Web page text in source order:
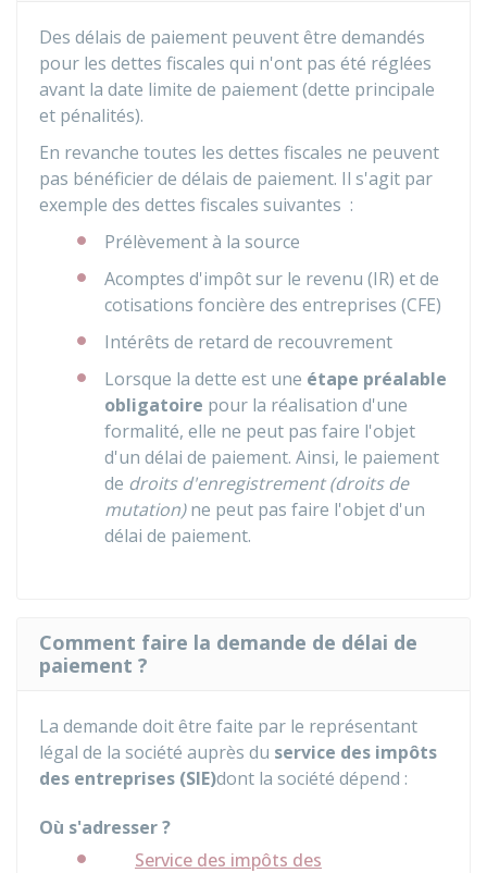
Des délais de paiement peuvent être demandés
pour les dettes fiscales qui n'ont pas été réglées
avant la date limite de paiement (dette principale
et pénalités).
En revanche toutes les dettes fiscales ne peuvent
pas bénéficier de délais de paiement. Il s'agit par
exemple des dettes fiscales suivantes :
Prélèvement à la source
Acomptes d'impôt sur le revenu (IR) et de
cotisations foncière des entreprises (CFE)
Intérêts de retard de recouvrement
Lorsque la dette est une étape préalable
obligatoire pour la réalisation d'une
formalité, elle ne peut pas faire l'objet
d'un délai de paiement. Ainsi, le paiement
de droits d'enregistrement (droits de
mutation)ne peut pas faire l'objet d'un
délai de paiement.
Comment faire la demande de délai de
paiement ?
La demande doit être faite par le représentant
légal de la société auprès du service des impôts
des entreprises (SIE)dont la société dépend :
Où s'adresser ?
Service des impôts des